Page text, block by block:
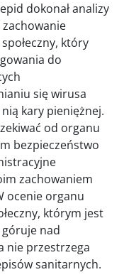
dokonał analizy
który
do
się wirusa
nią kary pieniężnej.
od organu
bezpieczeństwo
zachowaniem
ocenie organu
którym jest
nad
nie przestrzega
sanitarnych.